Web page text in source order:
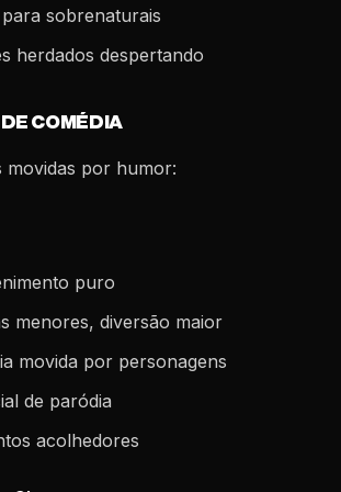
sobrenaturais
herdados despertando
COMÉDIA
movidas por humor:
puro
menores, diversão maior
movida por personagens
de paródia
acolhedores